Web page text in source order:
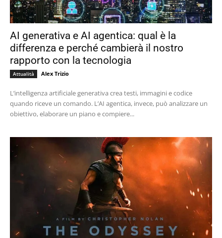
AI generativa e AI agentica: qual è la
differenza e perché cambierà il nostro
rapporto con la tecnologia
Attualità Alex Trizio
L’intelligenza artificiale generativa crea testi, immagini e codice
quando riceve un comando. L’AI agentica, invece, può analizzare un
obiettivo, elaborare un piano e compiere...